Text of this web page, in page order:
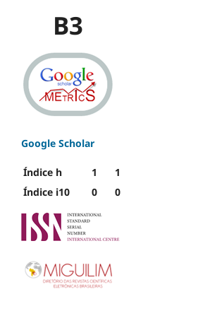
B3
Google Scholar
Índice h 1
1
Índice i10
0 0